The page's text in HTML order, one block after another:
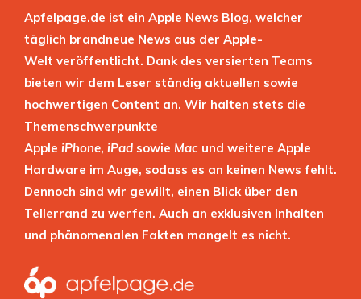
Apfelpage.de ist ein Apple News Blog, welcher
täglich brandneue News aus der Apple-
Welt veröffentlicht. Dank des versierten Teams
bieten wir dem Leser ständig aktuellen sowie
hochwertigen Content an. Wir halten stets die
Themenschwerpunkte
Apple iPhone, iPad sowie Mac und weitere Apple
Hardware im Auge, sodass es an keinen News fehlt.
Dennoch sind wir gewillt, einen Blick über den
Tellerrand zu werfen. Auch an exklusiven Inhalten
und phänomenalen Fakten mangelt es nicht.